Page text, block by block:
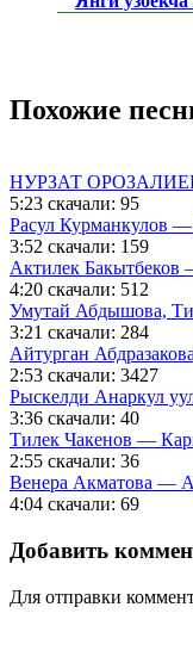
Похожие
НУРЗАТ
5:23 скачали: 95
Расул Курманкулов
3:52 скачали: 159
Актилек
4:20 скачали: 512
Умутай Абдышова,
3:21 скачали: 284
Айтурган
2:53 скачали: 3427
Рыскелди Анаркул
3:36 скачали: 40
Тилек Чакенов —
2:55 скачали: 36
Венера Акматова —
4:04 скачали: 69
Добавить
Для отправки